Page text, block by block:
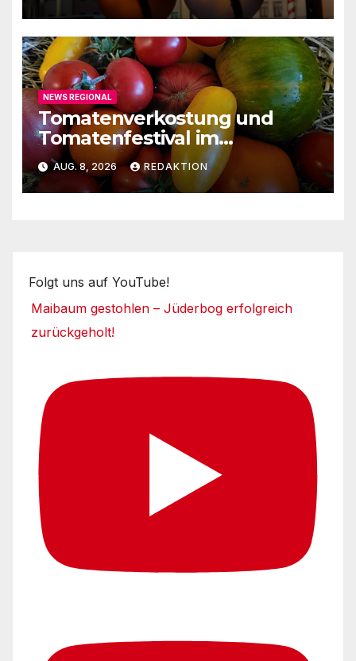
NEWS REGIONAL
Tomatenverkostung und
Tomatenfestival im
Naturparkzentrum
AUG. 8, 2026 REDAKTION
Folgt uns auf YouTube!
Maibaum gestohlen – Jüderbog erfolgreich
zurückgeholt!